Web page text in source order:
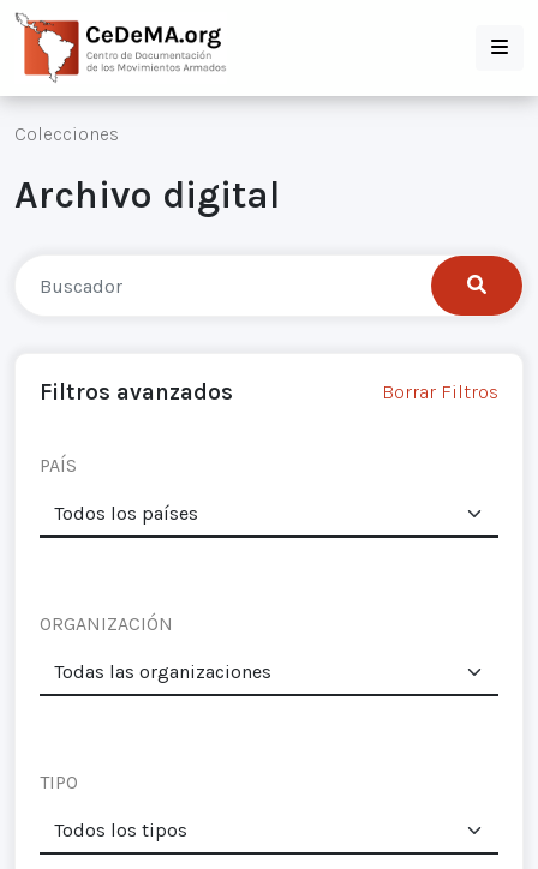
Colecciones
Archivo digital
Filtros avanzados Borrar Filtros
PAÍS
ORGANIZACIÓN
TIPO